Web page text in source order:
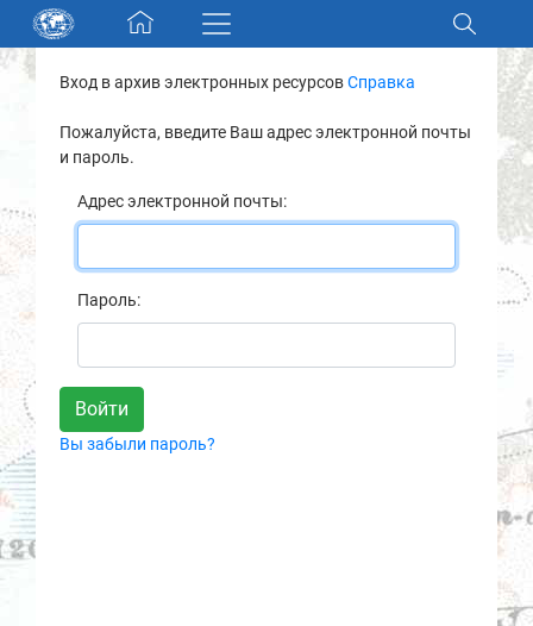
Skip navigation
Разделы и коллекции
Электронный каталог
Новости
О нас
Контакты
Партнеры
Вход в архив электронных ресурсовСправка
Пожалуйста, введите Ваш адрес электронной почты
и пароль.
Адрес электронной почты:
Пароль:
Вы забыли пароль?